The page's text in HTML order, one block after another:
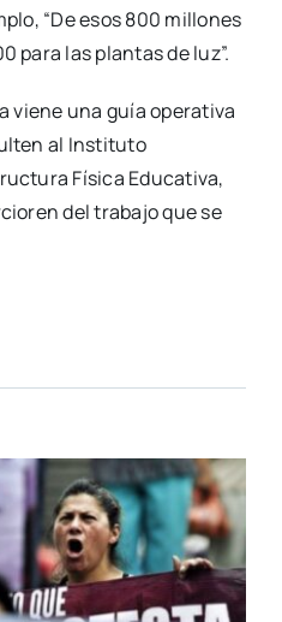
“De esos 800 millones
para las plantas de luz”.
viene una guía operativa
al Instituto
Física Educativa,
del trabajo que se